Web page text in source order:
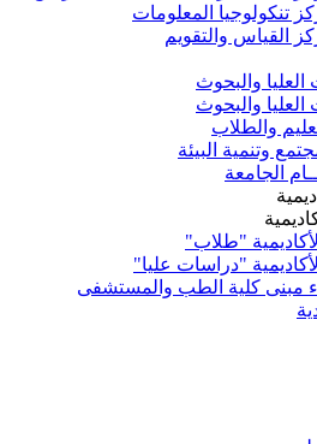
تنكولوجيا المعلومات
القياس والتقويم
والبحوث
والبحوث
والطلاب
وتنمية البيئة
الجامعة
"طلاب"
"دراسات عليا"
مبنى كلية الطب والمستشفى